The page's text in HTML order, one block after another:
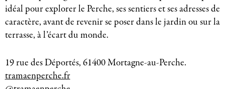
idéal pour explorer le Perche, ses sentiers et ses adresses de
caractère, avant de revenir se poser dans le jardin ou sur la
terrasse, à l’écart du monde.
19 rue des Déportés, 61400 Mortagne-au-Perche.
tramaenperche.fr